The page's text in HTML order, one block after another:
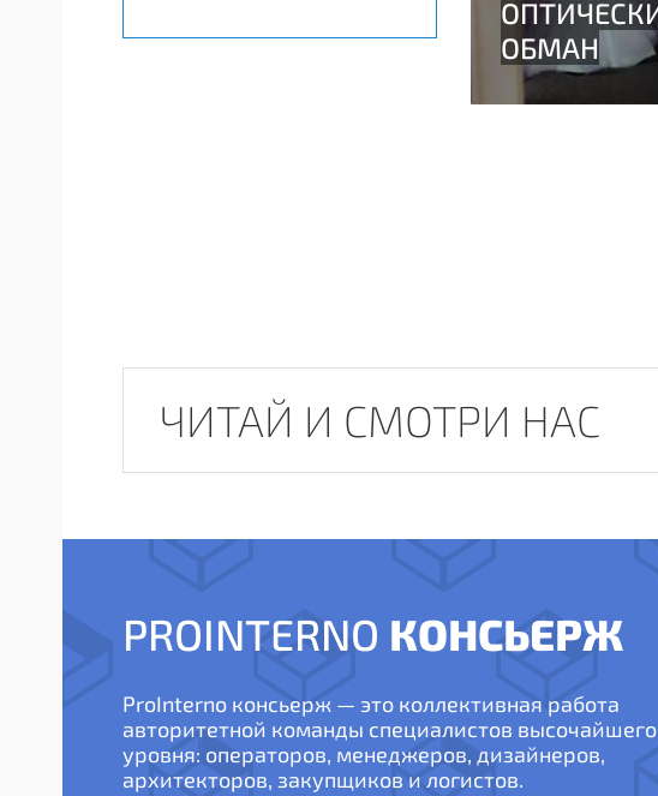
ЧИТАЙ И СМОТРИ НАС
PROINTERNO КОНСЬЕРЖ
ProInterno консьерж — это коллективная работа
авторитетной команды специалистов высочайшего
уровня: операторов, менеджеров, дизайнеров,
архитекторов, закупщиков и логистов.